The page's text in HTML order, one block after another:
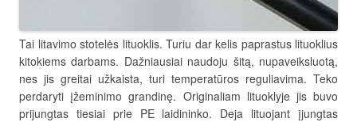
Tai litavimo stotelės lituoklis. Turiu dar kelis paprastus lituoklius
kitokiems darbams. Dažniausiai naudoju šitą, nupaveiksluotą,
nes jis greitai užkaista, turi temperatūros reguliavima. Teko
perdaryti įžeminimo grandinę. Originaliam lituoklyje jis buvo
prijungtas tiesiai prie PE laidininko. Deja lituojant įjungtas